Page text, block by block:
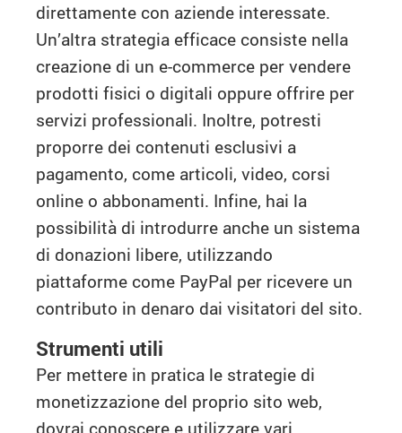
direttamente con aziende interessate.
Un’altra strategia efficace consiste nella
creazione di un e-commerce per vendere
prodotti fisici o digitali oppure offrire per
servizi professionali. Inoltre, potresti
proporre dei contenuti esclusivi a
pagamento, come articoli, video, corsi
online o abbonamenti. Infine, hai la
possibilità di introdurre anche un sistema
di donazioni libere, utilizzando
piattaforme come PayPal per ricevere un
contributo in denaro dai visitatori del sito.
Strumenti utili
Per mettere in pratica le strategie di
monetizzazione del proprio sito web,
dovrai conoscere e utilizzare vari